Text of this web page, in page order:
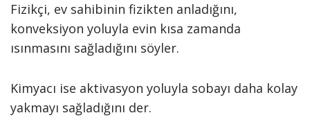
Fizikçi, ev sahibinin fizikten anladığını,
konveksiyon yoluyla evin kısa zamanda
ısınmasını sağladığını söyler.
Kimyacı ise aktivasyon yoluyla sobayı daha kolay
yakmayı sağladığını der.